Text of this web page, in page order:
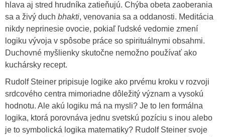
hlava aj stred hrudníka zatieňujú. Chýba obeta zaoberania
sa a živý duch bhakti, venovania sa a oddanosti. Meditácia
nikdy neprinesie ovocie, pokiaľ ľudské vedomie zmení
logiku vývoja v spôsobe práce so spirituálnymi obsahmi.
Duchovné myšlienky skutočne nemožno používať ako
kuchársky recept.
Rudolf Steiner pripisuje logike ako prvému kroku v rozvoji
srdcového centra mimoriadne dôležitý význam a vysokú
hodnotu. Ale akú logiku má na mysli? Je to len formálna
logika, ktorá porovnáva jednu svetskú pozíciu s inou alebo
je to symbolická logika matematiky? Rudolf Steiner svoje